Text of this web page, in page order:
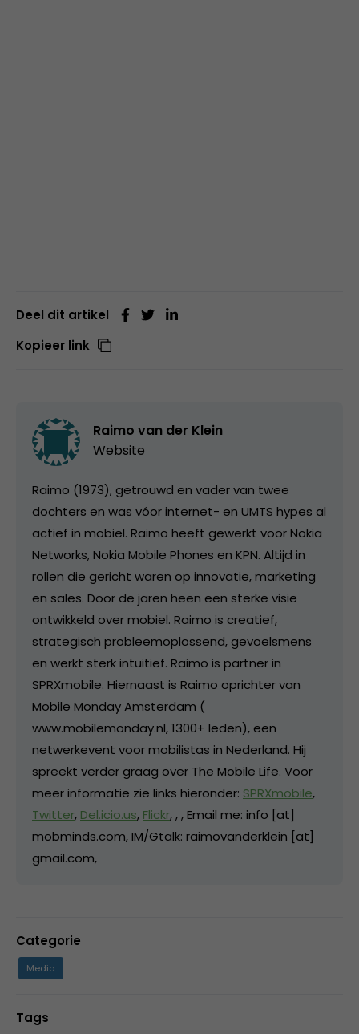
Deel dit artikel
Kopieer link
Raimo van der Klein
Website
Raimo (1973), getrouwd en vader van twee
dochters en was vóor internet- en UMTS hypes al
actief in mobiel. Raimo heeft gewerkt voor Nokia
Networks, Nokia Mobile Phones en KPN. Altijd in
rollen die gericht waren op innovatie, marketing
en sales. Door de jaren heen een sterke visie
ontwikkeld over mobiel. Raimo is creatief,
strategisch probleemoplossend, gevoelsmens
en werkt sterk intuitief. Raimo is partner in
SPRXmobile. Hiernaast is Raimo oprichter van
Mobile Monday Amsterdam (
www.mobilemonday.nl, 1300+ leden), een
netwerkevent voor mobilistas in Nederland. Hij
spreekt verder graag over The Mobile Life. Voor
meer informatie zie links hieronder: SPRXmobile,
Twitter, Del.icio.us, Flickr,,, Email me: info [at]
mobminds.com, IM/Gtalk: raimovanderklein [at]
gmail.com,
Categorie
Media
Tags